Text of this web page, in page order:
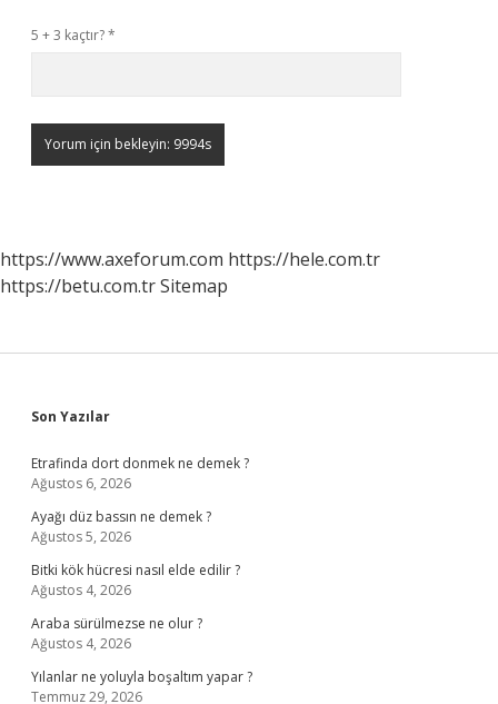
5 + 3 kaçtır?*
https://www.axeforum.com https://hele.com.tr
https://betu.com.trSitemap
Sidebar
Son Yazılar
Etrafinda dort donmek ne demek ?
Ağustos 6, 2026
Ayağı düz bassın ne demek ?
Ağustos 5, 2026
Bitki kök hücresi nasıl elde edilir ?
Ağustos 4, 2026
Araba sürülmezse ne olur ?
Ağustos 4, 2026
Yılanlar ne yoluyla boşaltım yapar ?
Temmuz 29, 2026